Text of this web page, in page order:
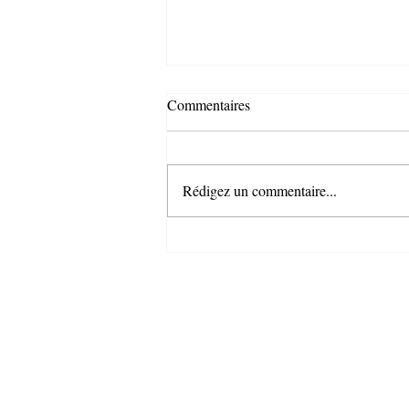
Commentaires
Rédigez un commentaire...